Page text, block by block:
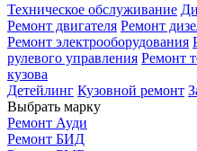
Техническое обслуживание
Ремонт двигателя Ремонт
Ремонт электрооборудования
рулевого управления Ремонт
кузова
Детейлинг Кузовной ремонт
Выбрать марку
Ремонт Ауди
Ремонт БИД